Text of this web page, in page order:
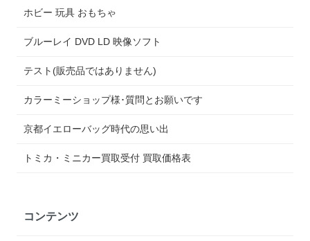
ホビー 玩具 おもちゃ
ブルーレイ DVD LD 映像ソフト
テスト(販売品ではありません)
カラーミーショップ様･質問とお願いです
京都イエローバッグ時代の思い出
トミカ・ミニカー買取受付 買取価格表
コンテンツ